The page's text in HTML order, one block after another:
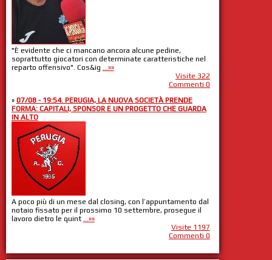
"È evidente che ci mancano ancora alcune pedine,
soprattutto giocatori con determinate caratteristiche nel
reparto offensivo". Cos&ig ...»»
Visite 322
Commenti 0
» 07/08 - 19:54. PERUGIA, LA NUOVA SOCIETÀ PRENDE
FORMA: CAPITALI, SPONSOR E UN PROGETTO CHE GUARDA
IN ALTO
A poco più di un mese dal closing, con l’appuntamento dal
notaio fissato per il prossimo 10 settembre, prosegue il
lavoro dietro le quint ...»»
Visite 1197
Commenti 0